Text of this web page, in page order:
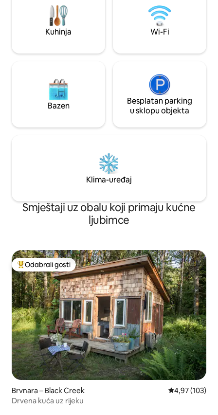
romantične noći. Opustite se na terasi
dok nadgledate divlje životinje u oceanu.
Ovo je mjesto gdje možete pobjeći od
krevetom u
na razvlačenje.
uspomene u
Kuhinja Wi-Fi
Bazen
Besplatan parking
u sklopu objekta
Klima-uređaj
Smještaji uz obalu koji primaju kućne
ljubimce
Među najviše rangiranima s oznakom „Odabrali gosti”
Odabrali gosti
Brvnara – Black Creek Prosječna
4,97 (103)
Drvena kuća uz rijeku